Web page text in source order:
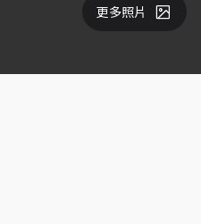
更多照片